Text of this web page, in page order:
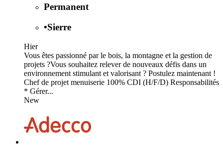
Permanent
•Sierre
Hier
Vous êtes passionné par le bois, la montagne et la gestion de
projets ?Vous souhaitez relever de nouveaux défis dans un
environnement stimulant et valorisant ? Postulez maintenant !
Chef de projet menuiserie 100% CDI (H/F/D) Responsabilités
* Gérer...
New